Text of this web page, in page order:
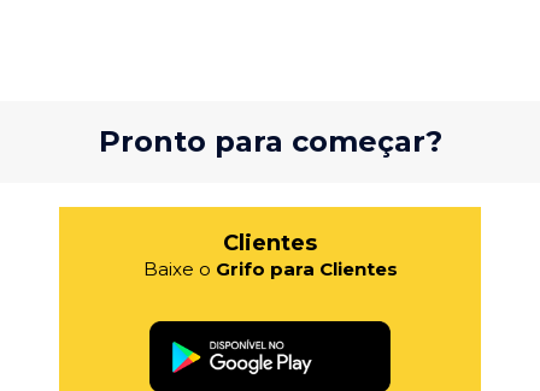
Pronto para começar?
Clientes
Baixe o Grifo para Clientes